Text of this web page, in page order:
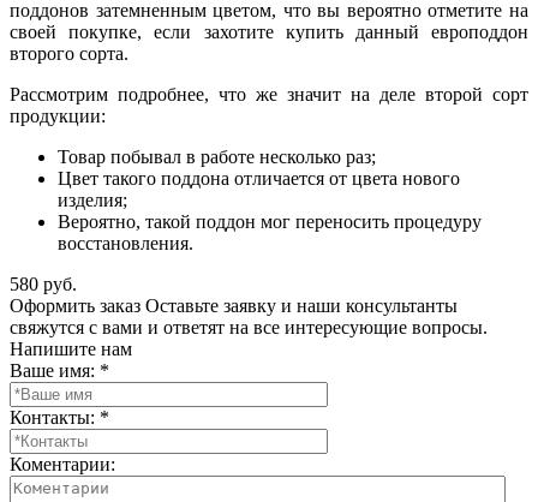
поддонов затемненным цветом, что вы вероятно отметите на
своей покупке, если захотите купить данный европоддон
второго сорта.
Рассмотрим подробнее, что же значит на деле второй сорт
продукции:
Товар побывал в работе несколько раз;
Цвет такого поддона отличается от цвета нового
изделия;
Вероятно, такой поддон мог переносить процедуру
восстановления.
580 руб.
Оформить заказ Оставьте заявку и наши консультанты
свяжутся с вами и ответят на все интересующие вопросы.
Напишите нам
Ваше имя: *
Контакты: *
Коментарии: